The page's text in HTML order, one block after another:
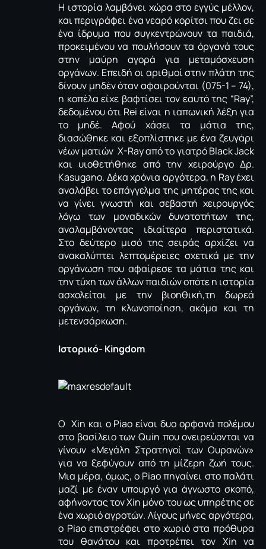
Η ιστορία λαμβάνει χώρα στο εγγύς μέλλον,
και περιγράφει ένα νεαρό κορίτσι που ζει σε
ένα ίδρυμα που συγκεντρώνουν τα παιδιά,
προκειμένου να πουλήσουν τα όργανά τους
στην μαύρη αγορά για μεταμόσχευση
οργάνων. Επειδή οι αριθμοί στην πλάτη της
δίνουν μηδέν όταν αφαιρούνται (075-1 – 74),
η κοπέλα είχε βαφτίσει τον εαυτό της “Ray”,
δεδομένου ότι Rei είναι η ιαπωνική λέξη για
το μηδέ. Αφού χάσει τα μάτια της,
διασώθηκε και εξοπλίστηκε με ένα ζευγάρι
νέων ματιών X-Ray από το γιατρό Black Jack
και υιοθετήθηκε από την χειρούργο Δρ.
Kasugano. Δέκα χρόνια αργότερα, η Ray έχει
αναλάβει το επάγγελμα της μητέρας της και
να γίνει γνωστή και σεβαστή χειρουργός
λόγω των μοναδικών δυνατοτήτων της,
αναλαμβάνοντας ιδιαίτερα περιστατικά.
Στο δεύτερο μισό της σειράς αρχίζει να
ανακαλύπτει λεπτομέρειες σχετικά με την
οργάνωση που αφαίρεσε τα μάτια της και
την τύχη των άλλων παιδιών οπότε η ιστορία
ασχολείται με την βιοηθική,τη δωρεά
οργάνων, τη κλωνοποίηση, ακόμα και τη
μετενσάρκωση.
Ιστορικό- Κingdom
Ο Xin και o Piao είναι δυο ορφανά πολέμου
στο βασίλειο των Quin που ονειρεύονται να
γίνουν «Μεγάλη Στρατηγοί των Ουρανών»
για να ξεφύγουν από τη μίζερη ζωή τους.
Μια μέρα, όμως, ο Piao πηγαίνει στο παλάτι
μαζί με έναν υπουργό για άγνωστο σκοπό,
αφήνοντας τον Xin μόνο του ως υπηρέτης σε
ένα χωριό αγροτών. Λίγους μήνες αργότερα,
ο Piao επιστρέφει στο χωριό στα πρόθυρα
του θανάτου και προτρέπει τον Xin να